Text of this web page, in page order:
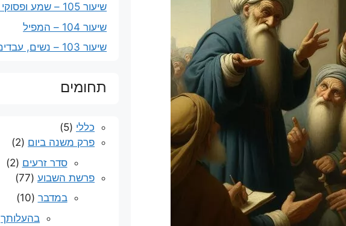
שיעור 105 – שמע ופסוקי רחמים
שיעור 104 – המפיל
שיעור 103 – נשים, עבדים וקטנים
תחומים
כללי (5)
פרק משנה ביום (2)
סדר זרעים (2)
פרשת השבוע (77)
במדבר (10)
בהעלותך